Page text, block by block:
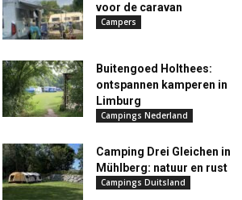
voor de caravan
Campers
Buitengoed Holthees:
ontspannen kamperen in
Limburg
Campings Nederland
Camping Drei Gleichen in
Mühlberg: natuur en rust
Campings Duitsland